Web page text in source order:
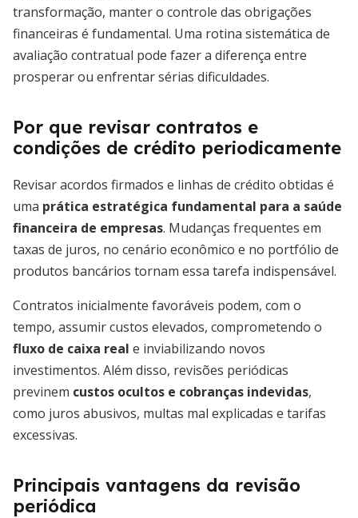
transformação, manter o controle das obrigações
financeiras é fundamental. Uma rotina sistemática de
avaliação contratual pode fazer a diferença entre
prosperar ou enfrentar sérias dificuldades.
Por que revisar contratos e
condições de crédito periodicamente
Revisar acordos firmados e linhas de crédito obtidas é
uma prática estratégica fundamental para a saúde
financeira de empresas. Mudanças frequentes em
taxas de juros, no cenário econômico e no portfólio de
produtos bancários tornam essa tarefa indispensável.
Contratos inicialmente favoráveis podem, com o
tempo, assumir custos elevados, comprometendo o
fluxo de caixa real e inviabilizando novos
investimentos. Além disso, revisões periódicas
previnem custos ocultos e cobranças indevidas,
como juros abusivos, multas mal explicadas e tarifas
excessivas.
Principais vantagens da revisão
periódica